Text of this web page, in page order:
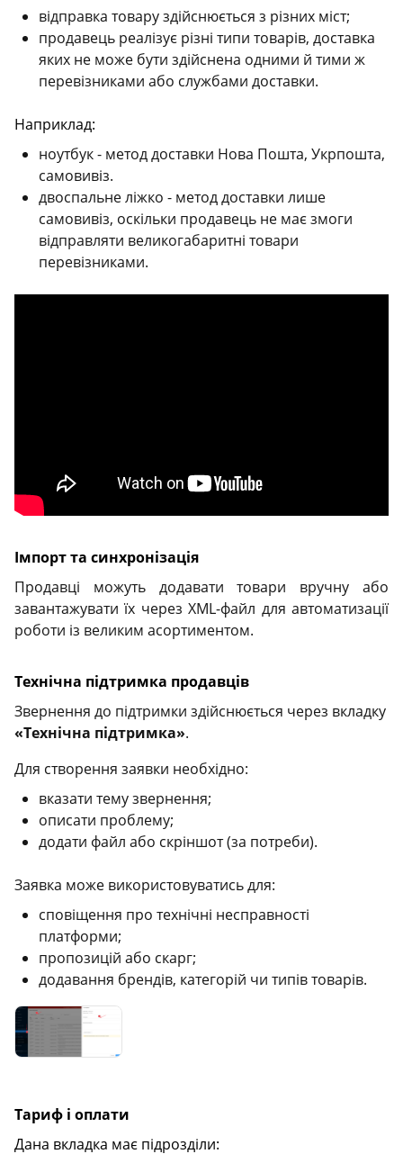
відправка товару здійснюється з різних міст;
продавець реалізує різні типи товарів, доставка
яких не може бути здійснена одними й тими ж
перевізниками або службами доставки.
Наприклад:
ноутбук - метод доставки Нова Пошта, Укрпошта,
самовивіз.
двоспальне ліжко - метод доставки лише
самовивіз, оскільки продавець не має змоги
відправляти великогабаритні товари
перевізниками.
Імпорт та синхронізація
Продавці можуть додавати товари вручну або
завантажувати їх через XML-файл для автоматизації
роботи із великим асортиментом.
Технічна підтримка продавців
Звернення до підтримки здійснюється через вкладку
«Технічна підтримка».
Для створення заявки необхідно:
вказати тему звернення;
описати проблему;
додати файл або скріншот (за потреби).
Заявка може використовуватись для:
сповіщення про технічні несправності
платформи;
пропозицій або скарг;
додавання брендів, категорій чи типів товарів.
Тариф і оплати
Дана вкладка має підрозділи: